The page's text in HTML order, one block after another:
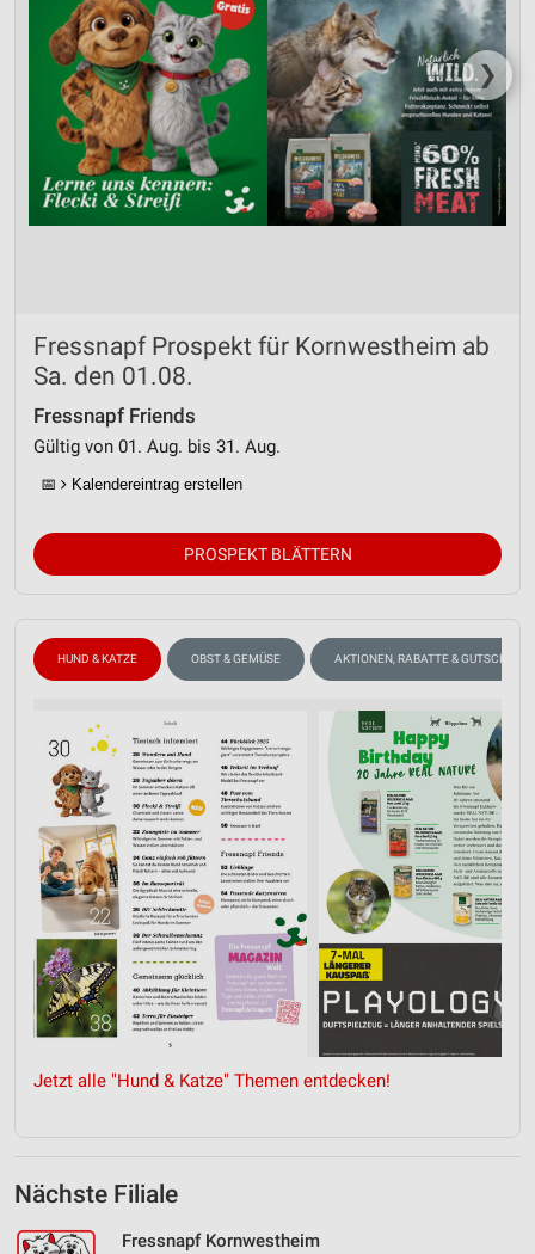
❯
Fressnapf Prospekt für Kornwestheim ab
Sa. den 01.08.
Fressnapf Friends
Gültig von 01. Aug. bis 31. Aug.
📅 Kalendereintrag erstellen
PROSPEKT BLÄTTERN
HUND & KATZE OBST & GEMÜSE AKTIONEN, RABATTE & GUTSCHEINE
Jetzt alle "Hund & Katze" Themen entdecken!
Nächste Filiale
Fressnapf Kornwestheim